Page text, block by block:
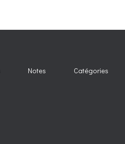
Notes Catégories